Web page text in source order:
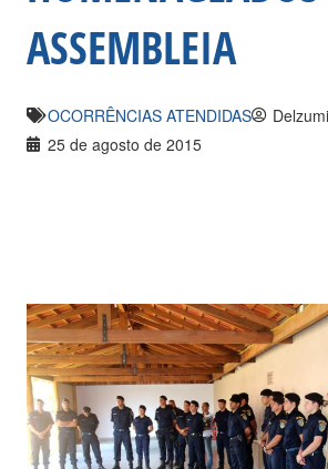
ASSEMBLEIA
OCORRÊNCIAS ATENDIDAS
25 de agosto de 2015